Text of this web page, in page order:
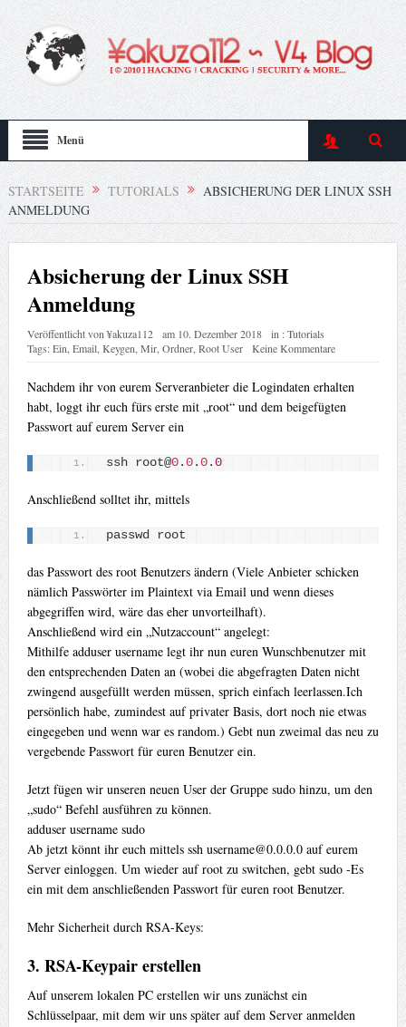
Menü
STARTSEITE TUTORIALS
ABSICHERUNG DER LINUX SSH
ANMELDUNG
Absicherung der Linux SSH
Anmeldung
Veröffentlicht von¥akuza112 am 10. Dezember 2018 in :Tutorials
Tags:Ein Email, Keygen Mir, Ordner, Root User Keine Kommentare
Nachdem ihr von eurem Serveranbieter die Logindaten erhalten
habt, loggt ihr euch fürs erste mit „root“ und dem beigefügten
Passwort auf eurem Server ein
ssh root@0. 0. 0. 0
Anschließend solltet ihr, mittels
passwd root
das Passwort des root Benutzers ändern (Viele Anbieter schicken
nämlich Passwörter im Plaintext via Email und wenn dieses
abgegriffen wird, wäre das eher unvorteilhaft).
Anschließend wird ein „Nutzaccount“ angelegt:
Mithilfe adduser username legt ihr nun euren Wunschbenutzer mit
den entsprechenden Daten an (wobei die abgefragten Daten nicht
zwingend ausgefüllt werden müssen, sprich einfach leerlassen.Ich
persönlich habe, zumindest auf privater Basis, dort noch nie etwas
eingegeben und wenn war es random.) Gebt nun zweimal das neu zu
vergebende Passwort für euren Benutzer ein.
Jetzt fügen wir unseren neuen User der Gruppe sudo hinzu, um den
„sudo“ Befehl ausführen zu können.
adduser username sudo
Ab jetzt könnt ihr euch mittels ssh username@0.0.0.0auf eurem
Server einloggen. Um wieder auf root zu switchen, gebt sudo -Es
ein mit dem anschließenden Passwort für euren root Benutzer.
Mehr Sicherheit durch RSA-Keys:
3. RSA-Keypair erstellen
Auf unserem lokalen PC erstellen wir uns zunächst ein
Schlüsselpaar, mit dem wir uns später auf dem Server anmelden